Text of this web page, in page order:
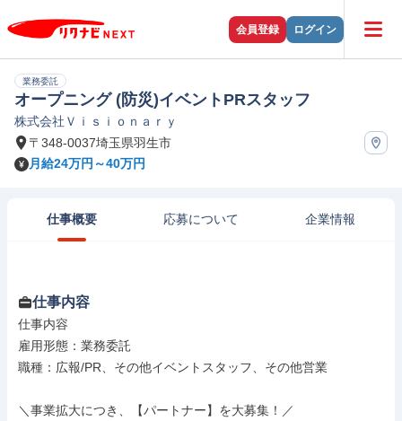
会員登録 ログイン
業務委託
オープニング (防災)イベントPRスタッフ
株式会社Ｖｉｓｉｏｎａｒｙ
〒348-0037埼玉県羽生市
月給24万円～40万円
仕事概要 応募について 企業情報
仕事内容
仕事内容
雇用形態：業務委託
職種：広報/PR、その他イベントスタッフ、その他営業
＼事業拡大につき、【パートナー】を大募集！／